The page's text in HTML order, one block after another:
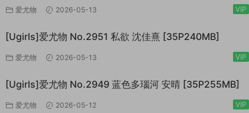
爱尤物 2026-05-13 VIP
[Ugirls]爱尤物 No.2951 私欲 沈佳熹 [35P240MB]
爱尤物 2026-05-13 VIP
[Ugirls]爱尤物 No.2949 蓝色多瑙河 安晴 [35P255MB]
爱尤物 2026-05-12 VIP